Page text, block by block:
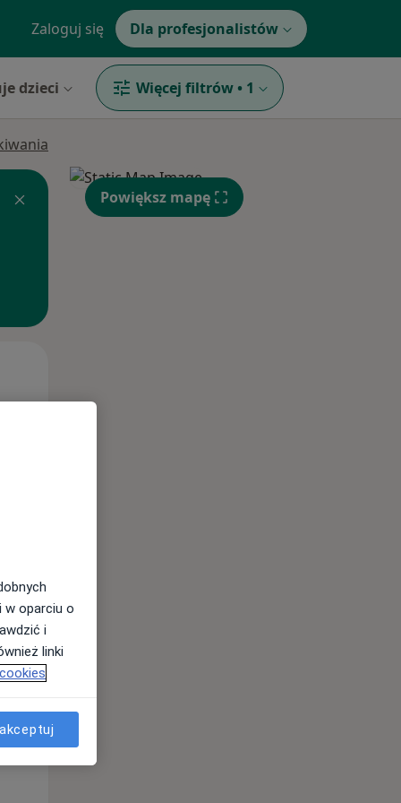
Zaloguj się Dla profesjonalistów
dzieci Więcej filtrów • 1
Wt,
11 Sie
Powiększ mapę
w oparciu o
i
linki